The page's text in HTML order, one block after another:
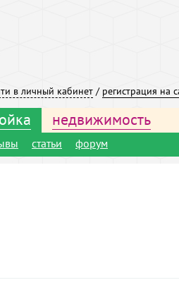
в личный кабинет / регистрация на
недвижимость
статьи форум